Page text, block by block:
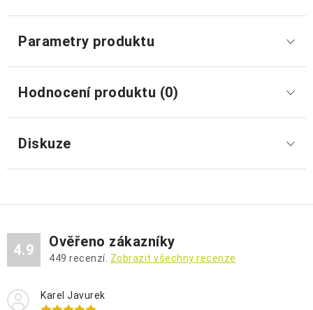
Parametry produktu
Hodnocení produktu (0)
Diskuze
4.9 Ověřeno zákazníky
449 recenzí. Zobrazit všechny recenze
Karel Javurek